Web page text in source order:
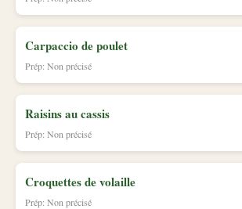
Carpaccio de poulet
Prép: Non précisé
Raisins au cassis
Prép: Non précisé
Croquettes de volaille
Prép: Non précisé